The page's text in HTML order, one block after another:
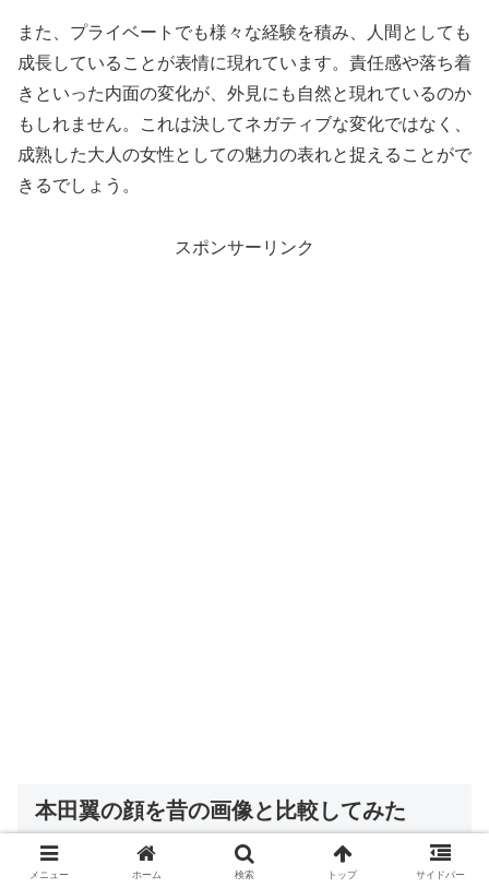
また、プライベートでも様々な経験を積み、人間としても
成長していることが表情に現れています。責任感や落ち着
きといった内面の変化が、外見にも自然と現れているのか
もしれません。これは決してネガティブな変化ではなく、
成熟した大人の女性としての魅力の表れと捉えることがで
きるでしょう。
スポンサーリンク
本田翼の顔を昔の画像と比較してみた
メニュー ホーム 検索 トップ サイドバー